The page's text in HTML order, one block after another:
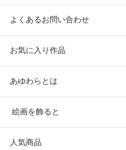
よくあるお問い合わせ
お気に入り作品
あゆわらとは
絵画を飾ると
人気商品